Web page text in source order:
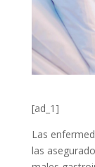
[ad_1]
Las
las